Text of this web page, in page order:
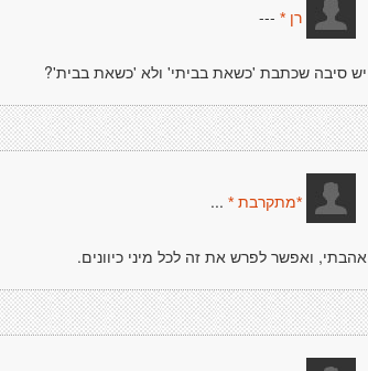
רן * ---
יש סיבה שכתבת 'כשאת בביתי' ולא 'כשאת בבית'?
*מתקרבת * ...
אהבתי, ואפשר לפרש את זה לכל מיני כיוונים.